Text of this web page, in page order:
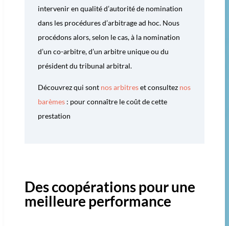
intervenir en qualité d’autorité de nomination
dans les procédures d’arbitrage ad hoc. Nous
procédons alors, selon le cas, à la nomination
d’un co-arbitre, d’un arbitre unique ou du
président du tribunal arbitral.
Découvrez qui sont nos arbitreset consultez nos
barèmes : pour connaître le coût de cette
prestation
Des coopérations pour une
meilleure performance​